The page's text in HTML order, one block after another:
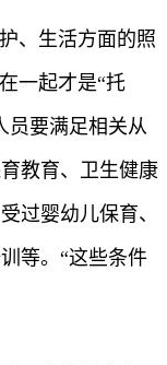
、生活方面的照
一起才是“托
员要满足相关从
教育、卫生健康
过婴幼儿保育、
等。“这些条件